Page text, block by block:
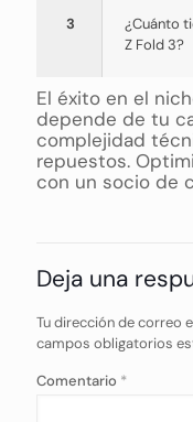
3
¿Cuánto
Z Fold 3?
El éxito en el
depende de tu
complejidad
repuestos.
con un socio de
Deja una
Tu dirección de correo
campos obligatorios
Comentario *